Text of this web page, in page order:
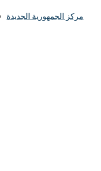
مركز الجمهورية الجديدة